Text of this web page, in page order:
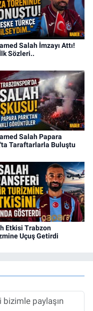
Salah İmzayı Attı!
Sözleri..
Salah Papara
Taraftarlarla Buluştu
Etkisi Trabzon
Uçuş Getirdi